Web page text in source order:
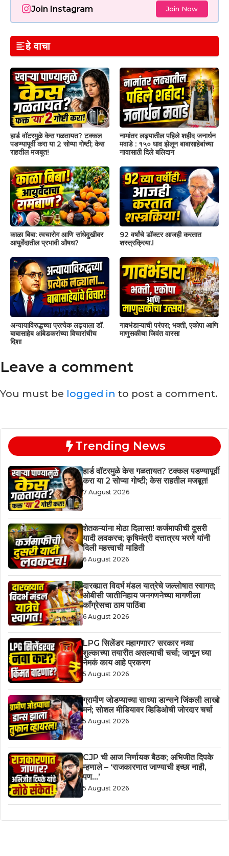
Join Instagram Join Now
हे वाचा
हार्ड वॉटरमुळे केस गळतायत? टक्कल
पडण्यापूर्वी करा या 2 सोप्या गोष्टी; केस
राहतील मजबूत!
नामांतर लढ्यातील पहिले शहीद जनार्धन
मवाडे : १५० घाव झेलून बाबासाहेबांच्या
नावासाठी दिले बलिदान
काळा बिबा: त्वचारोग आणि सांधेदुखीवर
आयुर्वेदातील प्रभावी औषध?
92 वर्षांचे डॉक्टर आजही करतात
शस्त्रक्रिया.!
अन्यायाविरुद्धच्या प्रत्येक लढ्याला डॉ.
बाबासाहेब आंबेडकरांच्या विचारांचीच
दिशा
गावभंडाऱ्याची परंपरा; भक्ती, एकोपा आणि
माणुसकीचा जिवंत वारसा
Leave a comment
You must be logged in to post a comment.
Trending News
हार्ड वॉटरमुळे केस गळतायत? टक्कल पडण्यापूर्वी
करा या 2 सोप्या गोष्टी; केस राहतील मजबूत!
7 August 2026
शेतकऱ्यांना मोठा दिलासा! कर्जमाफीची दुसरी
यादी लवकरच; कृषिमंत्री दत्तात्रय भरणे यांनी
दिली महत्त्वाची माहिती
6 August 2026
दारव्ह्यात विदर्भ मंडल यात्रेचे जल्लोषात स्वागत;
ओबीसी जातीनिहाय जनगणनेच्या मागणीला
काँग्रेसचा ठाम पाठिंबा
6 August 2026
LPG सिलेंडर महागणार? सरकार नव्या
शुल्काच्या तयारीत असल्याची चर्चा; जाणून घ्या
नेमकं काय आहे प्रकरण
5 August 2026
ग्रामीण जोडप्याच्या साध्या डान्सने जिंकली लाखो
मनं; सोशल मीडियावर व्हिडिओची जोरदार चर्चा
5 August 2026
CJP ची आज निर्णायक बैठक; अभिजीत दिपके
म्हणाले – ‘राजकारणात जाण्याची इच्छा नाही,
पण…’
5 August 2026